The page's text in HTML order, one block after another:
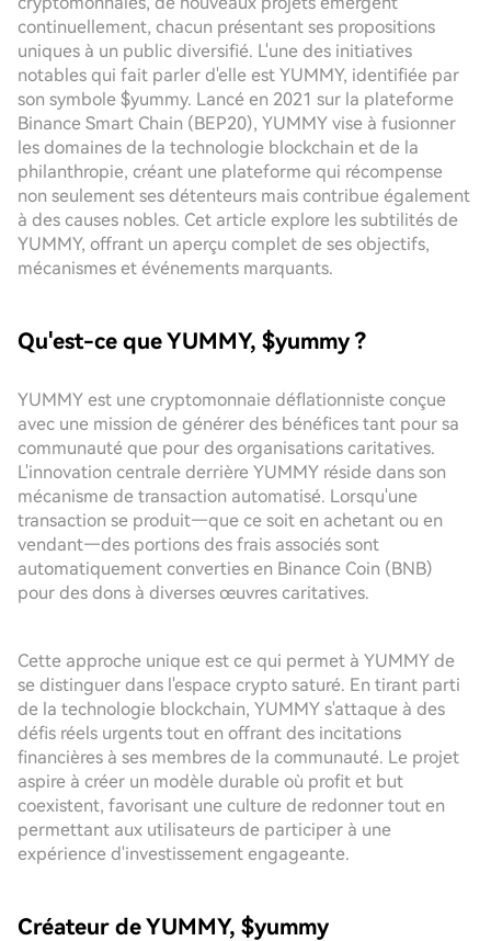
continuellement, chacun présentant ses propositions
uniques à un public diversifié. L'une des initiatives
notables qui fait parler d'elle est YUMMY, identifiée par
son symbole $yummy. Lancé en 2021 sur la plateforme
Binance Smart Chain (BEP20), YUMMY vise à fusionner
les domaines de la technologie blockchain et de la
philanthropie, créant une plateforme qui récompense
non seulement ses détenteurs mais contribue également
à des causes nobles. Cet article explore les subtilités de
YUMMY, offrant un aperçu complet de ses objectifs,
mécanismes et événements marquants.
Qu'est-ce que YUMMY, $yummy ?
YUMMY est une cryptomonnaie déflationniste conçue
avec une mission de générer des bénéfices tant pour sa
communauté que pour des organisations caritatives.
L'innovation centrale derrière YUMMY réside dans son
mécanisme de transaction automatisé. Lorsqu'une
transaction se produit—que ce soit en achetant ou en
vendant—des portions des frais associés sont
automatiquement converties en Binance Coin (BNB)
pour des dons à diverses œuvres caritatives.
Cette approche unique est ce qui permet à YUMMY de
se distinguer dans l'espace crypto saturé. En tirant parti
de la technologie blockchain, YUMMY s'attaque à des
défis réels urgents tout en offrant des incitations
financières à ses membres de la communauté. Le projet
aspire à créer un modèle durable où profit et but
coexistent, favorisant une culture de redonner tout en
permettant aux utilisateurs de participer à une
expérience d'investissement engageante.
Créateur de YUMMY, $yummy